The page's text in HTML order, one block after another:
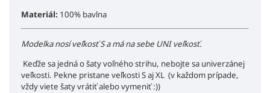
Materiál: 100% bavlna
Modelka nosí veľkosť S a má na sebe UNI veľkosť.
Keďže sa jedná o šaty voľného strihu, nebojte sa univerzánej
veľkosti. Pekne pristane veľkosti S aj XL (v každom prípade,
vždy viete šaty vrátiť alebo vymeniť :))